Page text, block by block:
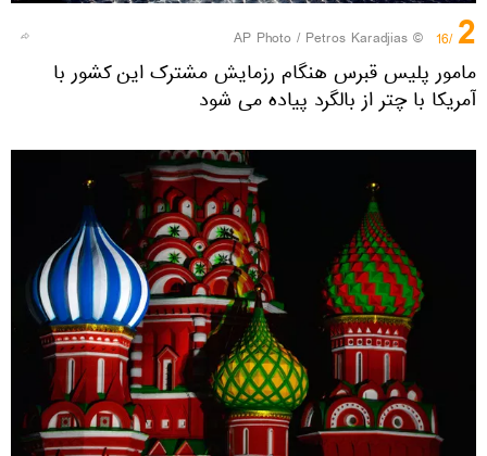
2
/16
© AP Photo / Petros Karadjias
مامور پلیس قبرس هنگام رزمایش مشترک این کشور با
آمریکا با چتر از بالگرد پیاده می شود